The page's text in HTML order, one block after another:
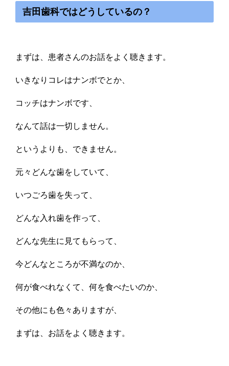
吉田歯科ではどうしているの？
まずは、患者さんのお話をよく聴きます。
いきなりコレはナンボでとか、
コッチはナンボです、
なんて話は一切しません。
というよりも、できません。
元々どんな歯をしていて、
いつごろ歯を失って、
どんな入れ歯を作って、
どんな先生に見てもらって、
今どんなところが不満なのか、
何が食べれなくて、何を食べたいのか、
その他にも色々ありますが、
まずは、お話をよく聴きます。